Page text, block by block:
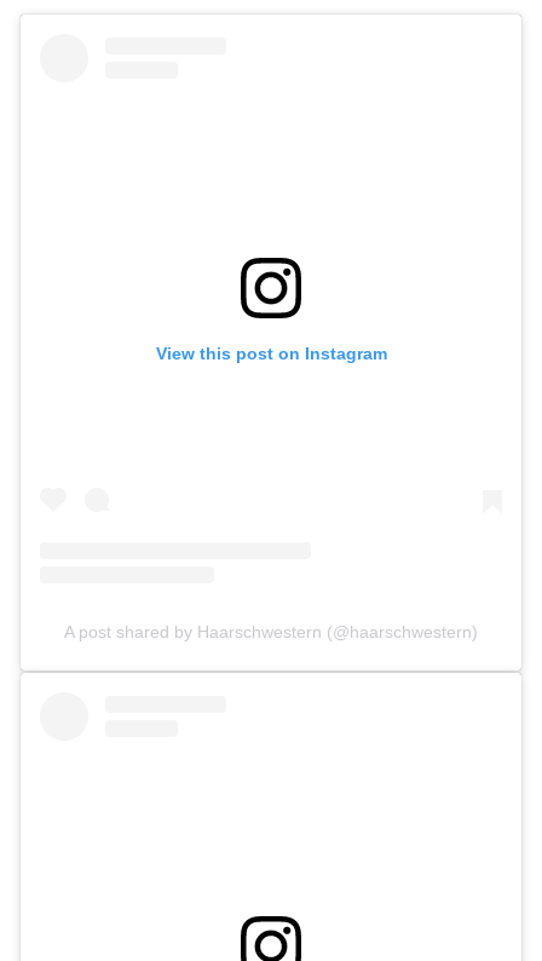
View this post on Instagram
A post shared by Haarschwestern (@haarschwestern)